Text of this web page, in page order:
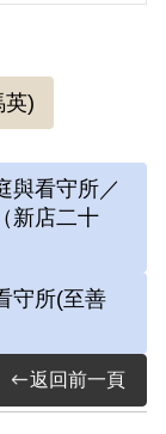
泥公司
警備總
守所進
景美軍
有期徒
，決意
中囚禁於
房內六
稱「六大
英)
與看守所／
新店二十
守所(至善
返回前一頁